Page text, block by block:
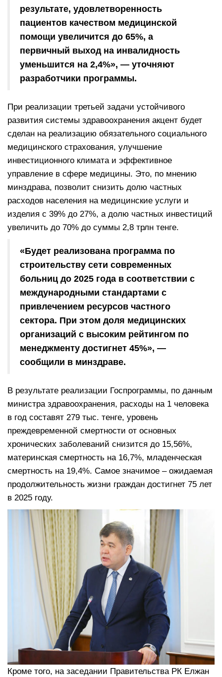
результате, удовлетворенность
пациентов качеством медицинской
помощи увеличится до 65%, а
первичный выход на инвалидность
уменьшится на 2,4%», — уточняют
разработчики программы.
При реализации третьей задачи устойчивого
развития системы здравоохранения акцент будет
сделан на реализацию обязательного социального
медицинского страхования, улучшение
инвестиционного климата и эффективное
управление в сфере медицины. Это, по мнению
минздрава, позволит снизить долю частных
расходов населения на медицинские услуги и
изделия с 39% до 27%, а долю частных инвестиций
увеличить до 70% до суммы 2,8 трлн тенге.
«Будет реализована программа по
строительству сети современных
больниц до 2025 года в соответствии с
международными стандартами с
привлечением ресурсов частного
сектора. При этом доля медицинских
организаций с высоким рейтингом по
менеджменту достигнет 45%», —
сообщили в минздраве.
В результате реализации Госпрограммы, по данным
министра здравоохранения, расходы на 1 человека
в год составят 279 тыс. тенге, уровень
преждевременной смертности от основных
хронических заболеваний снизится до 15,56%,
материнская смертность на 16,7%, младенческая
смертность на 19,4%. Самое значимое – ожидаемая
продолжительность жизни граждан достигнет 75 лет
в 2025 году.
Кроме того, на заседании Правительства РК Елжан